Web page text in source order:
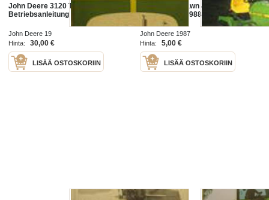
John Deere 3120 Traktor
Betriebsanleitung
John Deere 19
Hinta:
30,00 €
LISÄÄ OSTOSKORIIN
John Deere Lawn & Garden
Tractors vm. 1988 myyntiesite
John Deere 1987
Hinta:
5,00 €
LISÄÄ OSTOSKORIIN